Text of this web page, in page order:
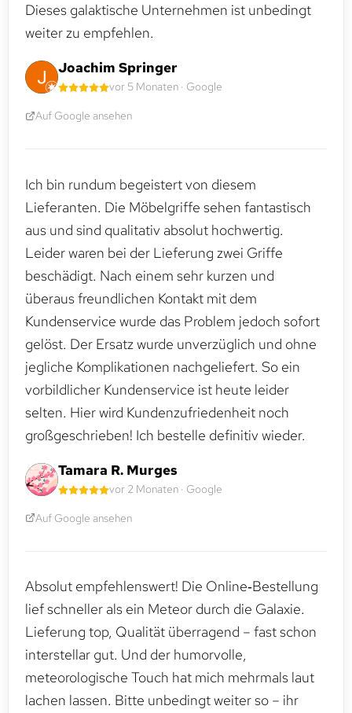
Dieses galaktische Unternehmen ist unbedingt
weiter zu empfehlen.
Joachim Springer
vor 5 Monaten · Google
Auf Google ansehen
Ich bin rundum begeistert von diesem
Lieferanten. Die Möbelgriffe sehen fantastisch
aus und sind qualitativ absolut hochwertig.
Leider waren bei der Lieferung zwei Griffe
beschädigt. Nach einem sehr kurzen und
überaus freundlichen Kontakt mit dem
Kundenservice wurde das Problem jedoch sofort
gelöst. Der Ersatz wurde unverzüglich und ohne
jegliche Komplikationen nachgeliefert. So ein
vorbildlicher Kundenservice ist heute leider
selten. Hier wird Kundenzufriedenheit noch
großgeschrieben! Ich bestelle definitiv wieder.
Tamara R. Murges
vor 2 Monaten · Google
Auf Google ansehen
Absolut empfehlenswert! Die Online‑Bestellung
lief schneller als ein Meteor durch die Galaxie.
Lieferung top, Qualität überragend – fast schon
interstellar gut. Und der humorvolle,
meteorologische Touch hat mich mehrmals laut
lachen lassen. Bitte unbedingt weiter so – ihr